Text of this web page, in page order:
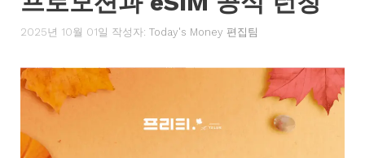
2025년 10월 01일 작성자: Today's Money 편집팀